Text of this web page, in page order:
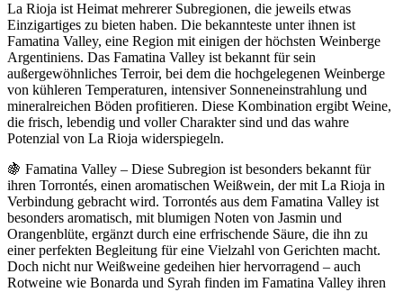
La Rioja ist Heimat mehrerer Subregionen, die jeweils etwas
Einzigartiges zu bieten haben. Die bekannteste unter ihnen ist
Famatina Valley, eine Region mit einigen der höchsten Weinberge
Argentiniens. Das Famatina Valley ist bekannt für sein
außergewöhnliches Terroir, bei dem die hochgelegenen Weinberge
von kühleren Temperaturen, intensiver Sonneneinstrahlung und
mineralreichen Böden profitieren. Diese Kombination ergibt Weine,
die frisch, lebendig und voller Charakter sind und das wahre
Potenzial von La Rioja widerspiegeln.
🍇 Famatina Valley – Diese Subregion ist besonders bekannt für
ihren Torrontés, einen aromatischen Weißwein, der mit La Rioja in
Verbindung gebracht wird. Torrontés aus dem Famatina Valley ist
besonders aromatisch, mit blumigen Noten von Jasmin und
Orangenblüte, ergänzt durch eine erfrischende Säure, die ihn zu
einer perfekten Begleitung für eine Vielzahl von Gerichten macht.
Doch nicht nur Weißweine gedeihen hier hervorragend – auch
Rotweine wie Bonarda und Syrah finden im Famatina Valley ihren